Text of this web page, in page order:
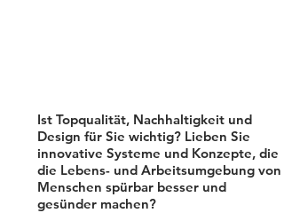
Ist Topqualität, Nachhaltigkeit und
Design für Sie wichtig? Lieben Sie
innovative Systeme und Konzepte, die
die Lebens- und Arbeitsumgebung von
Menschen spürbar besser und
gesünder machen?